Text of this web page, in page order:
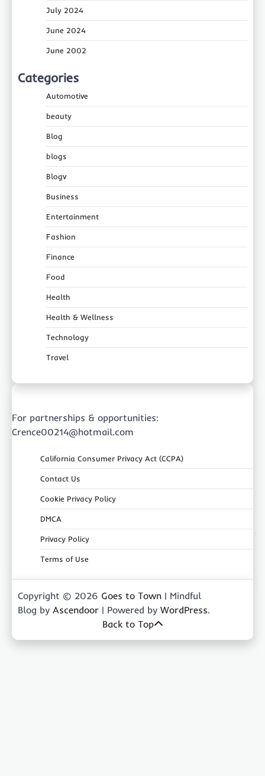
July 2024
June 2024
June 2002
Categories
Automotive
beauty
Blog
blogs
Blogv
Business
Entertainment
Fashion
Finance
Food
Health
Health & Wellness
Technology
Travel
For partnerships & opportunities:
Crence00214@hotmail.com
California Consumer Privacy Act (CCPA)
Contact Us
Cookie Privacy Policy
DMCA
Privacy Policy
Terms of Use
Copyright © 2026 Goes to Town | Mindful
Blog by Ascendoor | Powered by WordPress.
Back to Top